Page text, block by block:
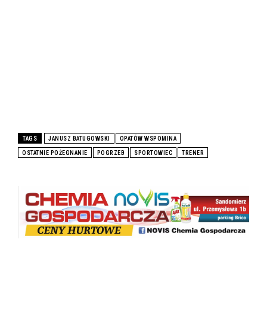
TAGS JANUSZ BATUGOWSKI OPATÓW WSPOMINA
OSTATNIE POŻEGNANIE POGRZEB SPORTOWIEC TRENER